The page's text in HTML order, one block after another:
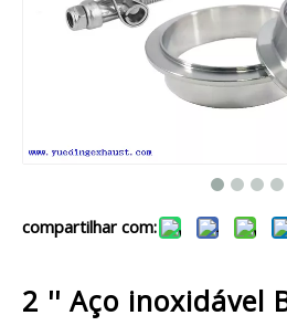
compartilhar com:
2 '' Aço inoxidável